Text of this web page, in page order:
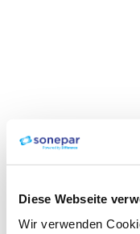
Diese Webseite
Wir verwenden